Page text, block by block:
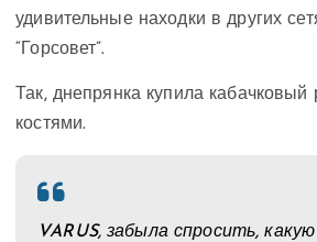
удивительные находки в других
“Горсовет”.
Так, днепрянка купила
костями.
VARUS, забыла спросить,